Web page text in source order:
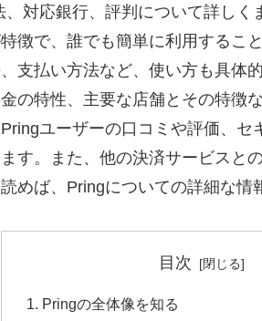
対応銀行、評判について詳し
徴で、誰でも簡単に利用するこ
支払い方法など、使い方も具体
の特性、主要な店舗とその特徴
ユーザーの口コミや評価、
す。また、他の決済サービスと
めば、Pringについての詳細な情
目次
Pringの全体像を知る